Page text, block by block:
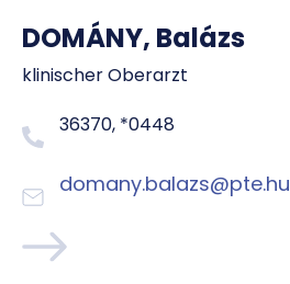
DOMÁNY, Balázs
klinischer Oberarzt
36370, *0448
domany.balazs@pte.hu